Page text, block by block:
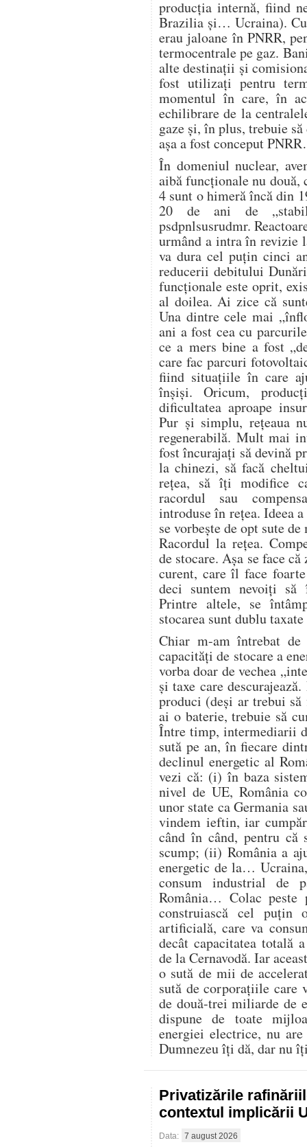
producția internă, fiind
Brazilia și… Ucraina).
erau jaloane în PNRR,
termocentrale pe gaz.
alte destinații și
fost utilizați pentru
momentul în care, în
echilibrare de la
gaze și, în plus, trebuie
așa a fost conceput
În domeniul nuclear,
aibă funcționale nu două,
4 sunt o himeră încă din
20 de ani de
psdpnlsusrudmr.
urmând a intra în revizie
va dura cel puțin cinci
reducerii debitului
funcționale este oprit,
al doilea. Ai zice că
Una dintre cele mai
ani a fost cea cu
ce a mers bine a fost
care fac parcuri
fiind situațiile în care
înșiși. Oricum,
dificultatea aproape
Pur și simplu, rețeaua
regenerabilă. Mult mai
fost încurajați să devină
la chinezi, să facă
rețea, să îți modifice
racordul sau
introduse în rețea. Ideea
se vorbește de opt sute
Racordul la rețea.
de stocare. Așa se face
curent, care îl face
deci suntem nevoiți să
Printre altele, se
stocarea sunt dublu
Chiar m-am întrebat
capacități de stocare a
vorba doar de vechea
și taxe care
produci (deși ar trebui
ai o baterie, trebuie să
Între timp, intermediarii
sută pe an, în fiecare
declinul energetic al
vezi că: (i) în baza
nivel de UE, România
unor state ca Germania
vindem ieftin, iar
când în când, pentru că
scump; (ii) România a
energetic de la…
consum industrial de
România… Colac peste
construiască cel
artificială, care va
decât capacitatea totală
de la Cernavodă. Iar
o sută de mii de
sută de corporațiile
de două-trei miliarde de
dispune de toate
energiei electrice, nu
Dumnezeu îți dă, dar nu
Privatizările
contextul implicării
Data: 7 august 2026